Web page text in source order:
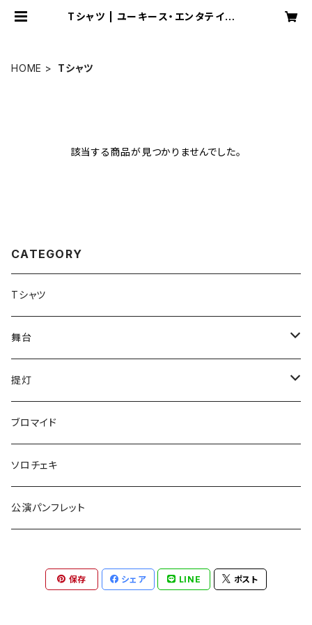
Tシャツ | ユーキース・エンタテインメ
HOME Tシャツ
該当する商品が見つかりませんでした。
CATEGORY
Tシャツ
舞台
have life
五色ロケットえんぴつ
『F・＋2』
激熱
OvObインプロライブ！！
提灯
have life
ご自宅発送
ご自宅発送以外
五色ロケットえんぴつ
ご自宅発送
守りたいのはなんですか。
舞台「激熱」2022
ブロマイド
ソロチェキ
公演パンフレット
保存 シェア LINE ポスト